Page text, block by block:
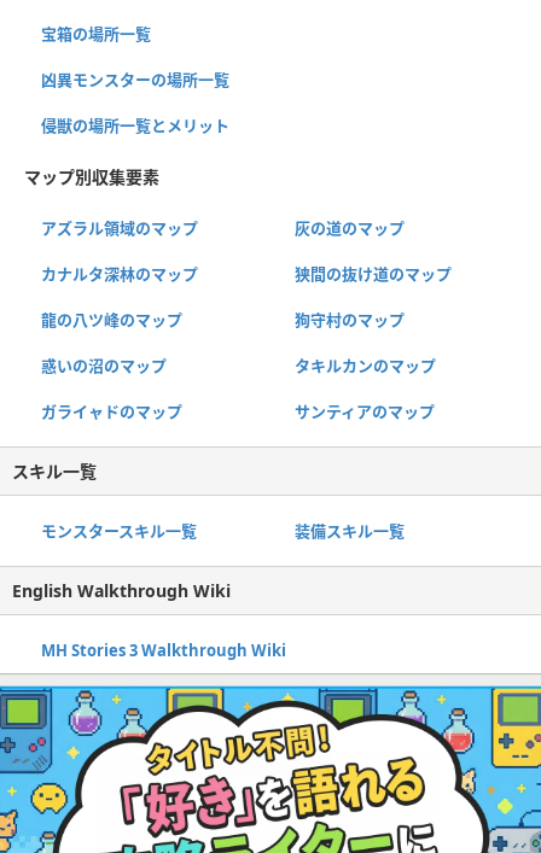
宝箱の場所一覧
凶異モンスターの場所一覧
侵獣の場所一覧とメリット
マップ別収集要素
アズラル領域のマップ 灰の道のマップ
カナルタ深林のマップ 狭間の抜け道のマップ
龍の八ツ峰のマップ 狗守村のマップ
惑いの沼のマップ タキルカンのマップ
ガライャドのマップ サンティアのマップ
スキル一覧
モンスタースキル一覧 装備スキル一覧
English Walkthrough Wiki
MH Stories 3 Walkthrough Wiki